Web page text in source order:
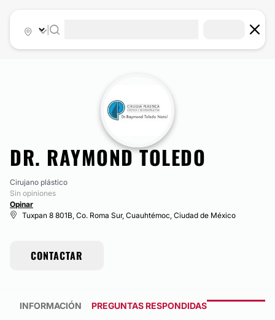
DR. RAYMOND TOLEDO
Cirujano plástico
Sin opiniones
Opinar
Tuxpan 8 801B, Co. Roma Sur, Cuauhtémoc, Ciudad de México
CONTACTAR
INFORMACIÓN PREGUNTAS RESPONDIDAS